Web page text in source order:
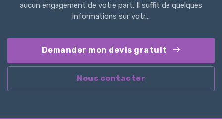
aucun engagement de votre part. Il suffit de quelques
informations sur votr...
Demander mon devis gratuit
Nous contacter